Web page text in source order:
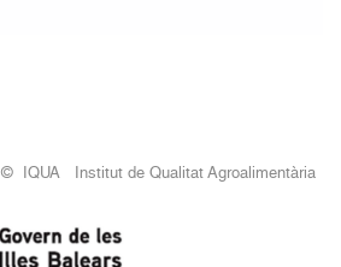
© IQUA Institut de Qualitat Agroalimentària